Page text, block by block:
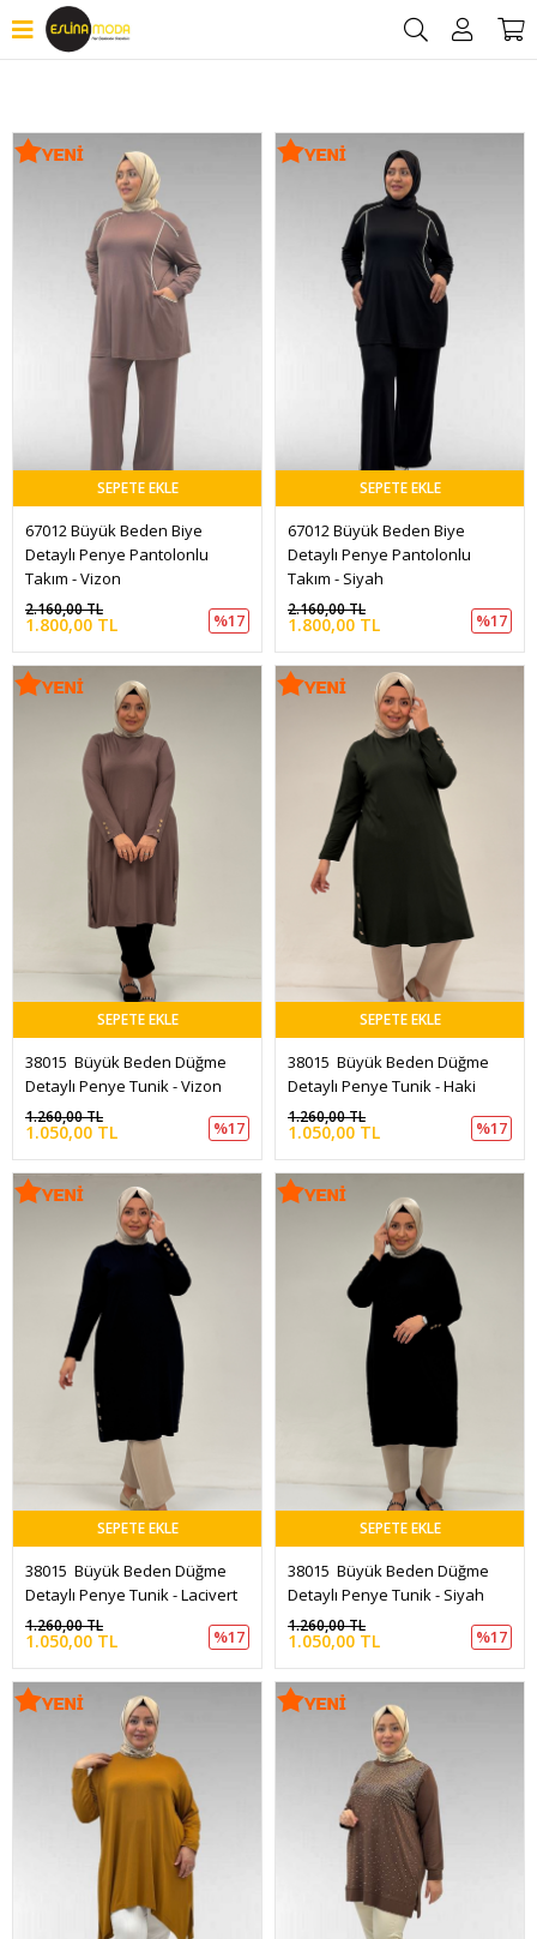
Filtrele
SEPETE EKLE
67012 Büyük Beden Biye
Detaylı Penye Pantolonlu
Takım - Vizon
1.800,00 TL
2.160,00 TL
%17
SEPETE EKLE
67012 Büyük Beden Biye
Detaylı Penye Pantolonlu
Takım - Siyah
1.800,00 TL
2.160,00 TL
%17
SEPETE EKLE
38015  Büyük Beden Düğme
Detaylı Penye Tunik - Vizon
1.050,00 TL
1.260,00 TL
%17
SEPETE EKLE
38015  Büyük Beden Düğme
Detaylı Penye Tunik - Haki
1.050,00 TL
1.260,00 TL
%17
SEPETE EKLE
38015  Büyük Beden Düğme
Detaylı Penye Tunik - Lacivert
1.050,00 TL
1.260,00 TL
%17
SEPETE EKLE
38015  Büyük Beden Düğme
Detaylı Penye Tunik - Siyah
1.050,00 TL
1.260,00 TL
%17